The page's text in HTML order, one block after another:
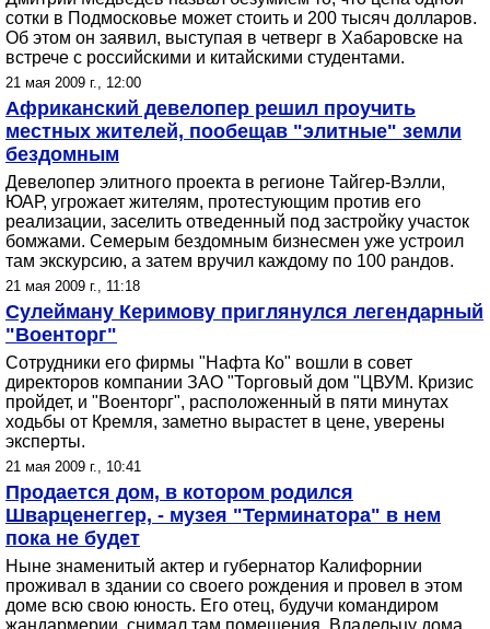
сотки в Подмосковье может стоить и 200 тысяч долларов.
Об этом он заявил, выступая в четверг в Хабаровске на
встрече с российскими и китайскими студентами.
21 мая 2009 г., 12:00
Африканский девелопер решил проучить
местных жителей, пообещав "элитные" земли
бездомным
Девелопер элитного проекта в регионе Тайгер-Вэлли,
ЮАР, угрожает жителям, протестующим против его
реализации, заселить отведенный под застройку участок
бомжами. Семерым бездомным бизнесмен уже устроил
там экскурсию, а затем вручил каждому по 100 рандов.
21 мая 2009 г., 11:18
Сулейману Керимову приглянулся легендарный
"Военторг"
Сотрудники его фирмы "Нафта Ко" вошли в совет
директоров компании ЗАО "Торговый дом "ЦВУМ. Кризис
пройдет, и "Военторг", расположенный в пяти минутах
ходьбы от Кремля, заметно вырастет в цене, уверены
эксперты.
21 мая 2009 г., 10:41
Продается дом, в котором родился
Шварценеггер, - музея "Терминатора" в нем
пока не будет
Ныне знаменитый актер и губернатор Калифорнии
проживал в здании со своего рождения и провел в этом
доме всю свою юность. Его отец, будучи командиром
жандармерии, снимал там помещения. Владельцу дома